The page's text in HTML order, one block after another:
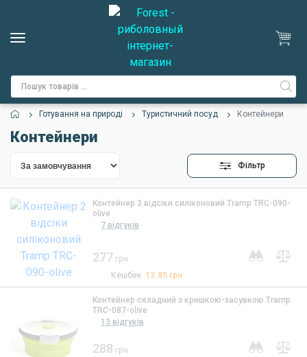
Готування на природі Туристичний посуд Контейнери
Контейнери
Фільтр
7 відгуків
Контейнер 2 відсіки силіконовий Tramp TRC-090-
olive
277 грн
Кешбек 13.85 грн
13 відгуків
Контейнер складний з кришкою-засувкою Tramp
TRC-087-olive
288 грн